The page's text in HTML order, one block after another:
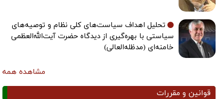
تحلیل اهداف سیاست‌های کلی نظام و توصیه‌های
سیاستی با بهره‌گیری از دیدگاه حضرت آیت‌الله‌العظمی
خامنه‌ای (مدظله‌العالی)
مشاهده همه
قوانین و مقررات